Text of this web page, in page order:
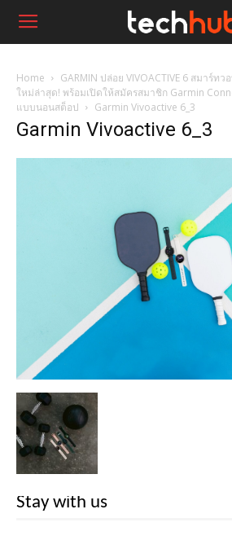
Home
GARMIN ปล่อย VIVOACTIVE 6 สมาร์
ใหม่ล่าสุด! พร้อมเปิดให้สมัครสมาชิก Garmin
แบบนอนสต็อป
Garmin Vivoactive 6_3
Garmin Vivoactive 6_3
Stay with us